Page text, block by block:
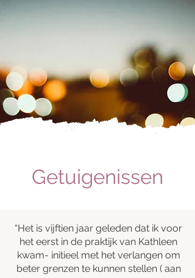
Getuigenissen
“Het is vijftien jaar geleden dat ik voor
het eerst in de praktijk van Kathleen
kwam- initieel met het verlangen om
beter grenzen te kunnen stellen ( aan